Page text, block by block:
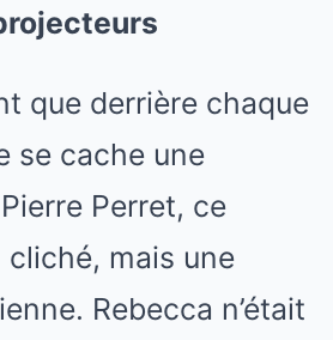
que derrière chaque
se cache une
Perret, ce
cliché, mais une
Rebecca n’était